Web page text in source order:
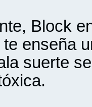
Block
enseña
suerte